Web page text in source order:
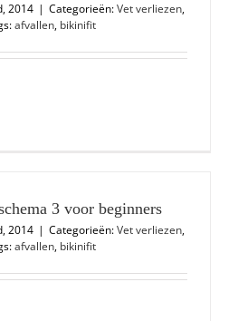
2014 | Categorieën:Vet verliezen,
afvallen, bikinifit
3 voor beginners
2014 | Categorieën:Vet verliezen,
afvallen, bikinifit